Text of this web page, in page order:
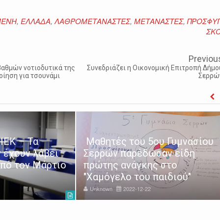
, ΕΛΛΑΔΑ, ΛΑΘΡΟΜΕΤΑΝΑΣΤΕΣ, ΜΕΤΑΝΑΣΤΕΣ,
νοτιοδυτικά της
για τσουνάμι
Συνεδριάζει η Οικονομική Επιτροπή
– Τα
λάβει
τον Μάρτιο
Μαθητές του 5ου Γυμνασίου
Σερρών παρέδωσαν είδη
πρώτης ανάγκης στο
"Χαμόγελο του παιδιού"
Unknown 2022-12-22